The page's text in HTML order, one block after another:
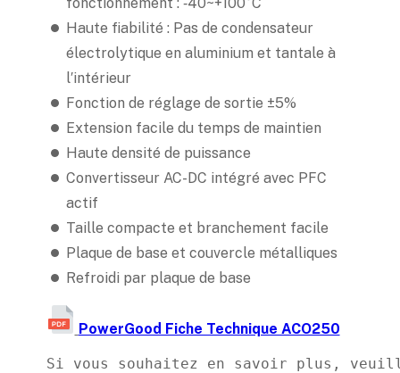
Haute fiabilité : Pas de condensateur
électrolytique en aluminium et tantale à
l′intérieur
Fonction de réglage de sortie ±5%
Extension facile du temps de maintien
Haute densité de puissance
Convertisseur AC-DC intégré avec PFC
actif
Taille compacte et branchement facile
Plaque de base et couvercle métalliques
Refroidi par plaque de base
PowerGood Fiche Technique ACO250
Si vous souhaitez en savoir plus,